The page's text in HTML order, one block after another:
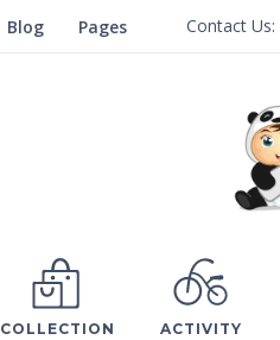
Blog Pages Contact Us:
COLLECTION ACTIVITY